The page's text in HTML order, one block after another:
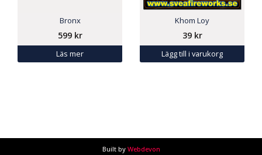
Bronx
599 kr
Läs mer
Khom Loy
39 kr
Lägg till i varukorg
Built by Webdevon